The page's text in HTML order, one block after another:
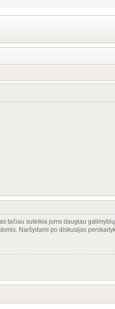
tačiau suteikia jums daugiau
Naršydami po diskusijas